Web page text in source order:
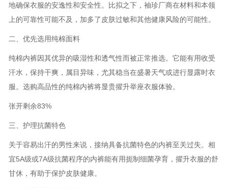
地确保衣服的安逸性和安全性。比拟之下，袖珍厂商在材料和本领
上的可靠性可能不及，加多了皮肤过敏和其他健康风险的可能性。
二、优先选用纯棉面料
纯棉内裤因其优异的吸湿性和透气性而被正常推选。它能有用收受
汗水，保持干爽，属目异味，尤其稳当在盛暑天气或进行显露时衣
服。选购高品性的纯棉内裤将显贵擢升举座衣服体验。
张开剩余83%
三、护理抗菌特色
关于容易出汗的男性来说，接纳具备抗菌特色的内裤至关过失。相
宜5A级或7A级抗菌程序的内裤能有用扼制细菌孕育，擢升衣服的舒
甘休，有助于保护皮肤健康。